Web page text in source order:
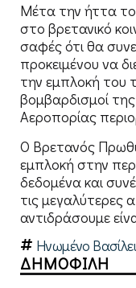
Μέτα την ήττα
στο βρετανικό
σαφές ότι θα
προκειμένου να
την εμπλοκή του
βομβαρδισμοί
Αεροπορίας
Ο Βρετανός
εμπλοκή στην
δεδομένα και
τις μεγαλύτερες
αντιδράσουμε
Ηνωμένο
ΔΗΜΟΦΙΛΗ